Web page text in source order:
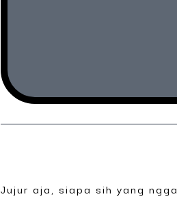
Jujur aja, siapa sih yang